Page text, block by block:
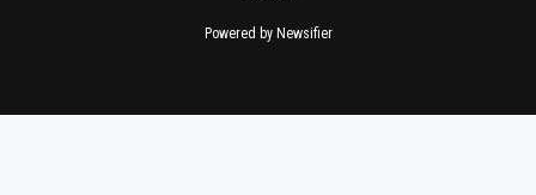
Powered by Newsifier